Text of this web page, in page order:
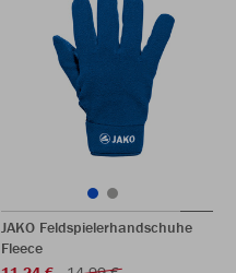
JAKO Feldspielerhandschuhe
Fleece